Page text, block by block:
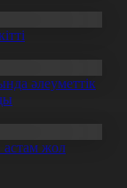
әлеуметтік
астам жол